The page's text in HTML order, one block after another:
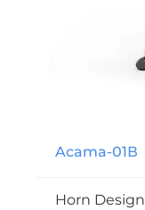
Acama-01В
Horn Design